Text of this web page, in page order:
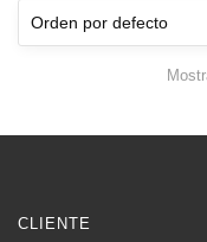
CLIENTE